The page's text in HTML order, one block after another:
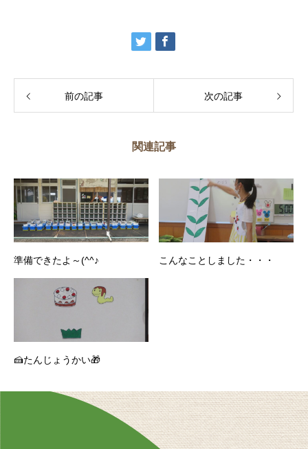
前の記事 次の記事
関連記事
準備できたよ～(^^♪ こんなことしました・・・
🍰たんじょうかい🎁